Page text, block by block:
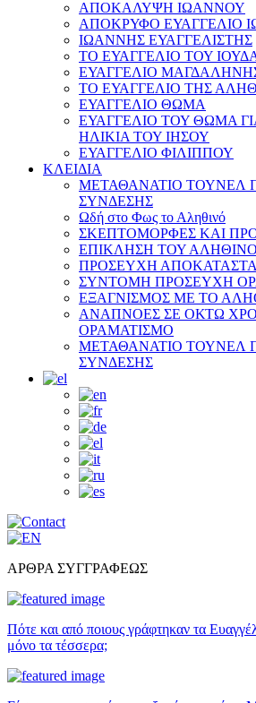
ΑΠΟΚΑΛΥΨΗ ΙΩΑΝΝΟΥ
ΑΠΟΚΡΥΦΟ ΕΥΑΓΓΕΛΙΟ
ΙΩΑΝΝΗΣ ΕΥΑΓΓΕΛΙΣΤΗΣ
ΤΟ ΕΥΑΓΓΕΛΙΟ ΤΟΥ
ΕΥΑΓΓΕΛΙΟ
ΤΟ ΕΥΑΓΓΕΛΙΟ ΤΗΣ
ΕΥΑΓΓΕΛΙΟ ΘΩΜΑ
ΕΥΑΓΓΕΛΙΟ ΤΟΥ ΘΩΜΑ
ΗΛΙΚΙΑ ΤΟΥ ΙΗΣΟΥ
ΕΥΑΓΓΕΛΙΟ ΦΙΛΙΠΠΟΥ
ΚΛΕΙΔΙΑ
ΜΕΤΑΘΑΝΑΤΙΟ ΤΟΥΝΕΛ
ΣΥΝΔΕΣΗΣ
Ωδή στο Φως το Αληθινό
ΣΚΕΠΤΟΜΟΡΦΕΣ ΚΑΙ
ΕΠΙΚΛΗΣΗ ΤΟΥ
ΠΡΟΣΕΥΧΗ
ΣΥΝΤΟΜΗ ΠΡΟΣΕΥΧΗ
ΕΞΑΓΝΙΣΜΟΣ ΜΕ ΤΟ
ΑΝΑΠΝΟΕΣ ΣΕ ΟΚΤΩ
ΟΡΑΜΑΤΙΣΜΟ
ΜΕΤΑΘΑΝΑΤΙΟ ΤΟΥΝΕΛ
ΣΥΝΔΕΣΗΣ
ΑΡΘΡΑ ΣΥΓΓΡΑΦΕΩΣ
Πότε και από ποιους γράφτηκαν τα
μόνο τα τέσσερα;